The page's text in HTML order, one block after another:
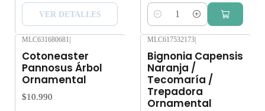
VER DETALLES
Cantidad
MLC631680681
Cotoneaster
Pannosus Árbol
Ornamental
$10.990
MLC617532173
Bignonia Capensis
Naranja /
Tecomaría /
Trepadora
Ornamental